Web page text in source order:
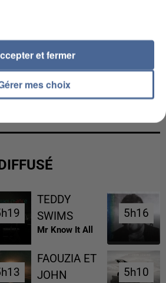
SUPPOSÉS DE LA DZ
EN ALGÉRIE
TEDDY
SWIMS
Mr Know It All
5h16
5h16
FAOUZIA ET
JOHN
5h10
5h10
mes choix
et fermer